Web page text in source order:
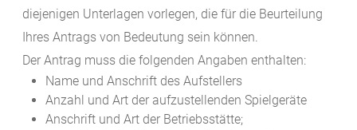
diejenigen Unterlagen vorlegen, die für die Beurteilung
Ihres Antrags von Bedeutung sein können.
Der Antrag muss die folgenden Angaben enthalten:
Name und Anschrift des Aufstellers
Anzahl und Art der aufzustellenden Spielgeräte
Anschrift und Art der Betriebsstätte;